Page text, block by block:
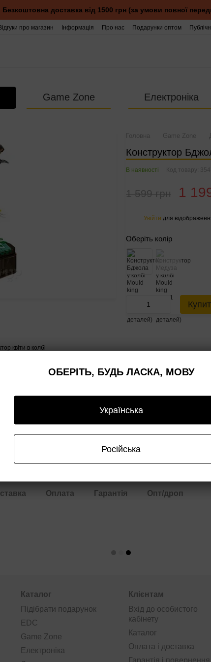
Безкоштовна доставка від 1500 грн (за умови повної
про магазин Інформація Про нас Подарунки оптом
Game Zone Електроніка
квіти в колбі Js
Головна Game Zone
Конструктор
В наявності Код товару:
1
1 599 грн
Увійти для
Оберіть колір
Оплата Гарантія Опт/дроп
Каталог
Підібрати подарунок
EDC
Game Zone
Електроніка
Клієнтам
Вхід до особистого
кабінету
Каталог
Оплата і доставка
ОБЕРІТЬ, БУДЬ ЛАСКА, МОВУ
Українська
Російська